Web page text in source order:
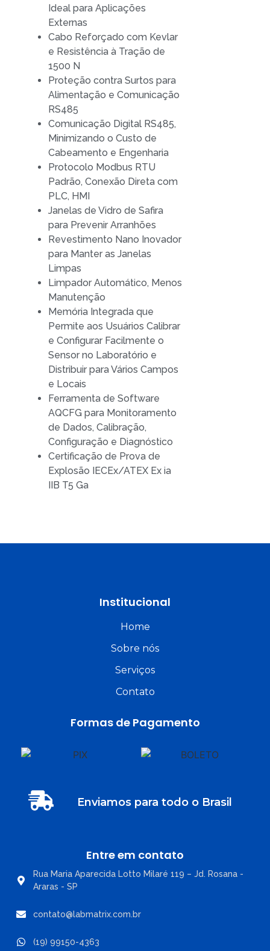
Ideal para Aplicações
Externas
Cabo Reforçado com Kevlar
e Resistência à Tração de
1500 N
Proteção contra Surtos para
Alimentação e Comunicação
RS485
Comunicação Digital RS485,
Minimizando o Custo de
Cabeamento e Engenharia
Protocolo Modbus RTU
Padrão, Conexão Direta com
PLC, HMI
Janelas de Vidro de Safira
para Prevenir Arranhões
Revestimento Nano Inovador
para Manter as Janelas
Limpas
Limpador Automático, Menos
Manutenção
Memória Integrada que
Permite aos Usuários Calibrar
e Configurar Facilmente o
Sensor no Laboratório e
Distribuir para Vários Campos
e Locais
Ferramenta de Software
AQCFG para Monitoramento
de Dados, Calibração,
Configuração e Diagnóstico
Certificação de Prova de
Explosão IECEx/ATEX Ex ia
IIB T5 Ga
Institucional
Home
Sobre nós
Serviços
Contato
Formas de Pagamento
Enviamos para todo o Brasil
Entre em contato
Rua Maria Aparecida Lotto Milaré 119 – Jd. Rosana -
Araras - SP
contato@labmatrix.com.br
(19) 99150-4363